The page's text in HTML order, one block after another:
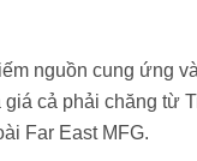
nguồn cung ứng
cả phải chăng từ
Far East MFG.